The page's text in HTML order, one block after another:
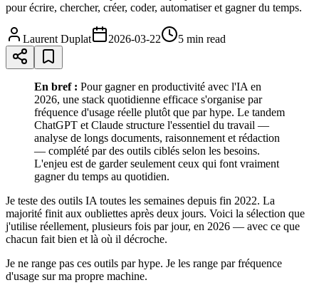
pour écrire, chercher, créer, coder, automatiser et gagner du temps.
Laurent Duplat 2026-03-22 5 min read
En bref : Pour gagner en productivité avec l'IA en
2026, une stack quotidienne efficace s'organise par
fréquence d'usage réelle plutôt que par hype. Le tandem
ChatGPT et Claude structure l'essentiel du travail —
analyse de longs documents, raisonnement et rédaction
— complété par des outils ciblés selon les besoins.
L'enjeu est de garder seulement ceux qui font vraiment
gagner du temps au quotidien.
Je teste des outils IA toutes les semaines depuis fin 2022. La
majorité finit aux oubliettes après deux jours. Voici la sélection que
j'utilise réellement, plusieurs fois par jour, en 2026 — avec ce que
chacun fait bien et là où il décroche.
Je ne range pas ces outils par hype. Je les range par fréquence
d'usage sur ma propre machine.